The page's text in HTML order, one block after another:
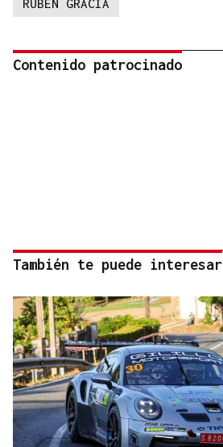
RUBEN GRACIA
Contenido patrocinado
También te puede interesar